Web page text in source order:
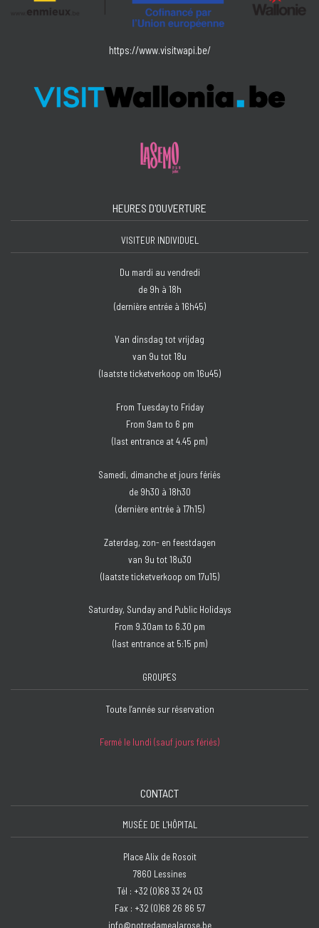
https://www.visitwapi.be/
HEURES D'OUVERTURE
VISITEUR INDIVIDUEL
Du mardi au vendredi
de 9h à 18h
(dernière entrée à 16h45)
Van dinsdag tot vrijdag
van 9u tot 18u
(laatste ticketverkoop om 16u45)
From Tuesday to Friday
From 9am to 6 pm
(last entrance at 4.45 pm)
Samedi, dimanche et jours fériés
de 9h30 à 18h30
(dernière entrée à 17h15)
Zaterdag, zon- en feestdagen
van 9u tot 18u30
(laatste ticketverkoop om 17u15)
Saturday, Sunday and Public Holidays
From 9.30am to 6.30 pm
(last entrance at 5:15 pm)
GROUPES
Toute l’année sur réservation
Fermé le lundi (sauf jours fériés)
CONTACT
MUSÉE DE L'HÔPITAL
Place Alix de Rosoit
7860 Lessines
Tél : +32 (0)68 33 24 03
Fax : +32 (0)68 26 86 57
info@notredamealarose.be